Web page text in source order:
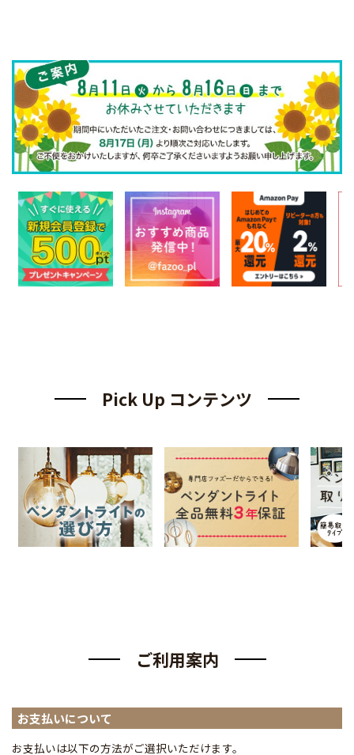
Pick Up コンテンツ
ご利用案内
お支払いについて
お支払いは以下の方法がご選択いただけます。